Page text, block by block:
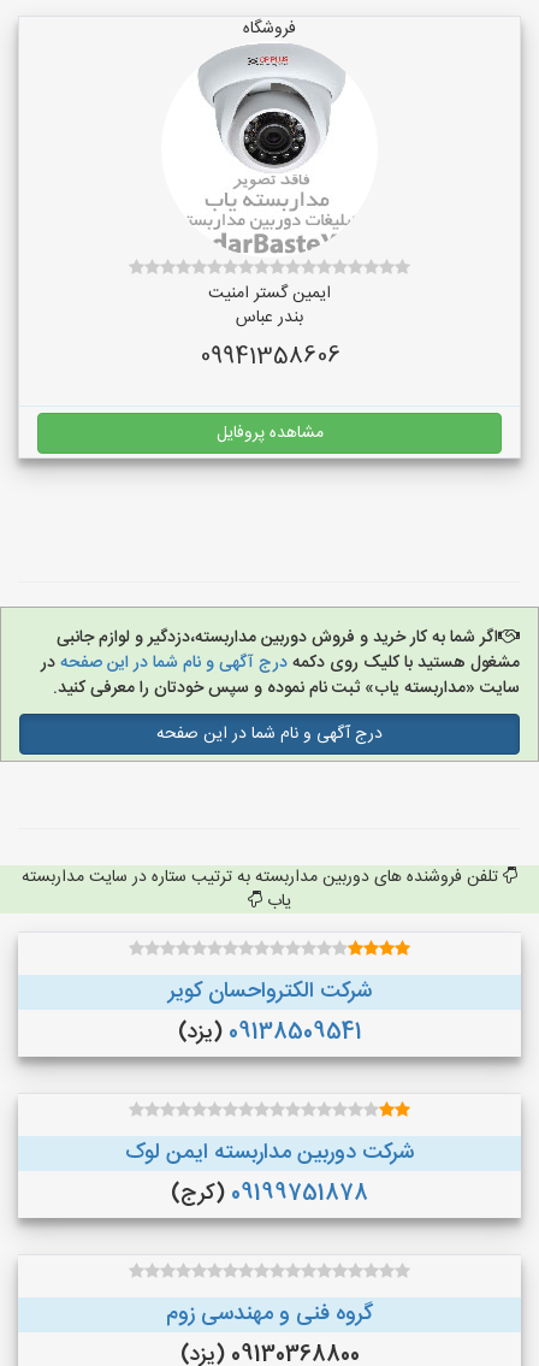
فروشگاه
ایمین گستر امنیت
بندر عباس
09941358606
مشاهده پروفایل
اگر شما به کار خرید و فروش دوربین مداربسته،دزدگیر و لوازم جانبی
مشغول هستید با کلیک روی دکمهدرج آگهی و نام شما در این صفحهدر
سایت «مداربسته یاب» ثبت نام نموده و سپس خودتان را معرفی کنید.
درج آگهی و نام شما در این صفحه
تلفن فروشنده های دوربین مداربسته به ترتیب ستاره در سایت مداربسته
یاب
شرکت الکترواحسان کویر
09138509541 (یزد)
شرکت دوربین مداربسته ایمن لوک
09199751878 (کرج)
گروه فنی و مهندسی زوم
09130368800 (یزد)